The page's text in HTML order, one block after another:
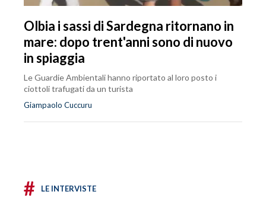
Olbia i sassi di Sardegna ritornano in
mare: dopo trent'anni sono di nuovo
in spiaggia
Le Guardie Ambientali hanno riportato al loro posto i
ciottoli trafugati da un turista
Giampaolo Cuccuru
# LE INTERVISTE